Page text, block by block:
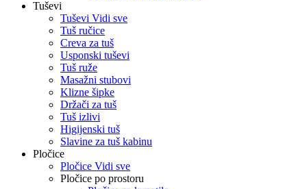
Tuševi
Tuševi Vidi sve
Tuš ručice
Creva za tuš
Usponski tuševi
Tuš ruže
Masažni stubovi
Klizne šipke
Držači za tuš
Tuš izlivi
Higijenski tuš
Slavine za tuš kabinu
Pločice
Pločice Vidi sve
Pločice po prostoru